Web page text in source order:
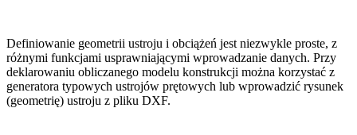
Definiowanie geometrii ustroju i obciążeń jest niezwykle proste, z
różnymi funkcjami usprawniającymi wprowadzanie danych. Przy
deklarowaniu obliczanego modelu konstrukcji można korzystać z
generatora typowych ustrojów prętowych lub wprowadzić rysunek
(geometrię) ustroju z pliku DXF.